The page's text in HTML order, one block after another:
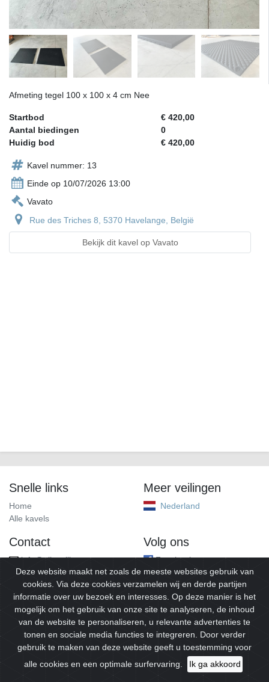
Afmeting tegel 100 x 100 x 4 cm Nee
Startbod
€ 420,00
Aantal biedingen
0
Huidig bod
€ 420,00
Kavel nummer: 13
Einde op 10/07/2026 13:00
Vavato
Rue des Triches 8, 5370 Havelange, België
Bekijk dit kavel op Vavato
Snelle links
Home
Alle kavels
Meer veilingen
Nederland
Contact
info@alleveilingen.net
Volg ons
Facebook
© 2026Alleveilingen.Alle rechten voorbehouden.
Deze website maakt net zoals de meeste websites gebruik van
cookies. Via deze cookies verzamelen wij en derde partijen
informatie over uw bezoek en interesses. Op deze manier is het
mogelijk om het gebruik van onze site te analyseren, de inhoud
van de website te personaliseren, u relevante advertenties te
tonen en sociale media functies te integreren. Door verder
gebruik te maken van deze website geeft u toestemming voor
alle cookies en een optimale surfervaring.
Ik ga akkoord